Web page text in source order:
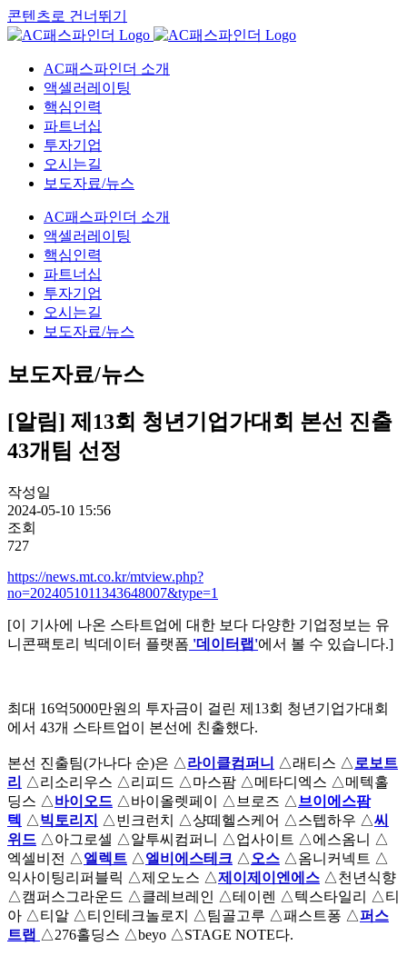
콘텐츠로 건너뛰기
AC패스파인더 소개
액셀러레이팅
핵심인력
파트너십
투자기업
오시는길
보도자료/뉴스
AC패스파인더 소개
액셀러레이팅
핵심인력
파트너십
투자기업
오시는길
보도자료/뉴스
보도자료/뉴스
[알림] 제13회 청년기업가대회 본선 진출
43개팀 선정
작성일
2024-05-10 15:56
조회
727
https://news.mt.co.kr/mtview.php?
no=2024051011343648007&type=1
[이 기사에 나온 스타트업에 대한 보다 다양한 기업정보는 유
니콘팩토리 빅데이터 플랫폼 '데이터랩'에서 볼 수 있습니다.]
최대 16억5000만원의 투자금이 걸린 제13회 청년기업가대회
에서 43개 스타트업이 본선에 친출했다.
본선 진출팀(가나다 순)은 △라이클컴퍼니 △래티스 △로보트
리 △리소리우스 △리피드 △마스팜 △메타디엑스 △메텍홀
딩스 △바이오드 △바이올렛페이 △브로즈 △브이에스팜
텍 △빅토리지 △빈크런치 △샹떼헬스케어 △스텝하우 △씨
위드 △아그로셀 △알투씨컴퍼니 △업사이트 △에스옴니 △
엑셀비전 △엘렉트 △엘비에스테크 △오스 △옴니커넥트 △
익사이팅리퍼블릭 △제오노스 △제이제이엔에스 △천년식향
△캠퍼스그라운드 △클레브레인 △테이렌 △텍스타일리 △티
아 △티알 △티인테크놀로지 △팀골고루 △패스트퐁 △퍼스
트랩 △276홀딩스 △beyo △STAGE NOTE다.